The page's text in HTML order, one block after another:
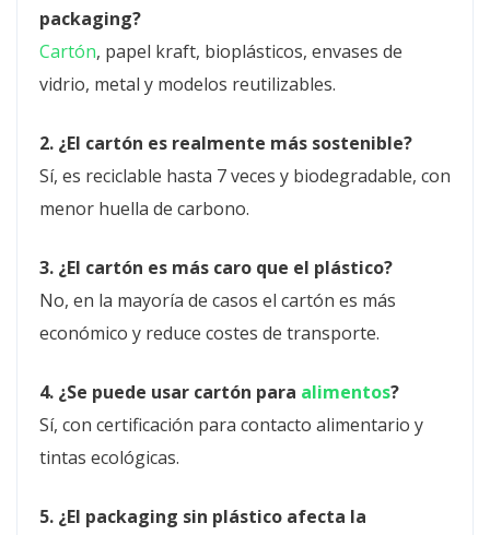
packaging?
Cartón, papel kraft, bioplásticos, envases de
vidrio, metal y modelos reutilizables.
2. ¿El cartón es realmente más sostenible?
Sí, es reciclable hasta 7 veces y biodegradable, con
menor huella de carbono.
3. ¿El cartón es más caro que el plástico?
No, en la mayoría de casos el cartón es más
económico y reduce costes de transporte.
4. ¿Se puede usar cartón para alimentos?
Sí, con certificación para contacto alimentario y
tintas ecológicas.
5. ¿El packaging sin plástico afecta la